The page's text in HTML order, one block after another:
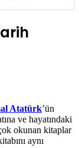
Atatürk’ün
ve hayatındaki
okunan kitaplar
aynı